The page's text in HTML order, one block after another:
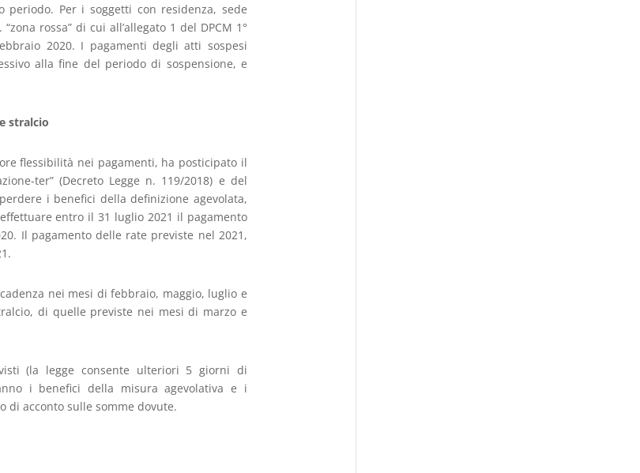
Per i soggetti con residenza, sede
rossa” di cui all’allegato 1 del DPCM 1°
2020. I pagamenti degli atti sospesi
alla fine del periodo di sospensione, e
stralcio
flessibilità nei pagamenti, ha posticipato il
ter” (Decreto Legge n. 119/2018) e del
i benefici della definizione agevolata,
entro il 31 luglio 2021 il pagamento
Il pagamento delle rate previste nel 2021,
nei mesi di febbraio, maggio, luglio e
di quelle previste nei mesi di marzo e
(la legge consente ulteriori 5 giorni di
i benefici della misura agevolativa e i
di acconto sulle somme dovute.